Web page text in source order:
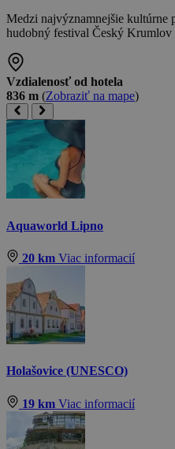
Medzi najvýznamnejšie kultúrne
hudobný festival Český
Vzdialenosť od hotela
836 m (Zobraziť na mape)
Aquaworld Lipno
20 km Viac informacií
Holašovice (UNESCO)
19 km Viac informacií